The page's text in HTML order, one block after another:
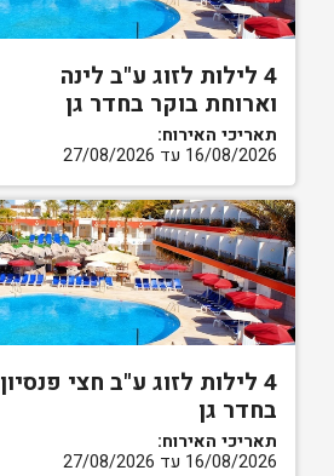
4 לילות לזוג ע"ב לינה
וארוחת בוקר בחדר גן
תאריכי האירוח:
16/08/2026 עד 27/08/2026
4 לילות לזוג ע"ב חצי פנסיון
בחדר גן
תאריכי האירוח:
16/08/2026 עד 27/08/2026